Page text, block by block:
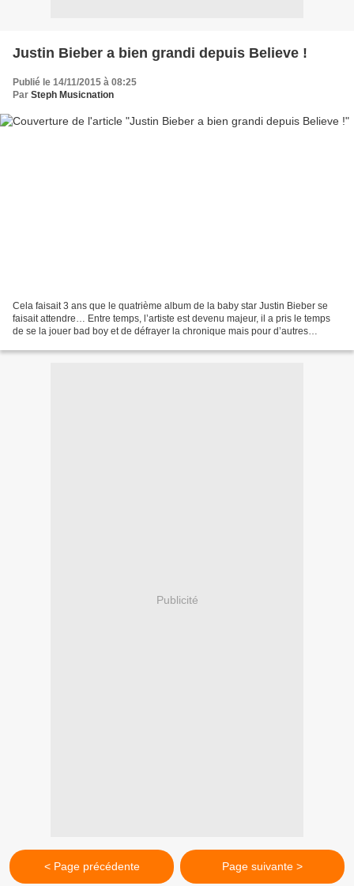
Justin Bieber a bien grandi depuis Believe !
Publié le 14/11/2015 à 08:25
Par Steph Musicnation
Cela faisait 3 ans que le quatrième album de la baby star Justin Bieber se
faisait attendre… Entre temps, l’artiste est devenu majeur, il a pris le temps
de se la jouer bad boy et de défrayer la chronique mais pour d’autres
Publicité
< Page précédente Page suivante >